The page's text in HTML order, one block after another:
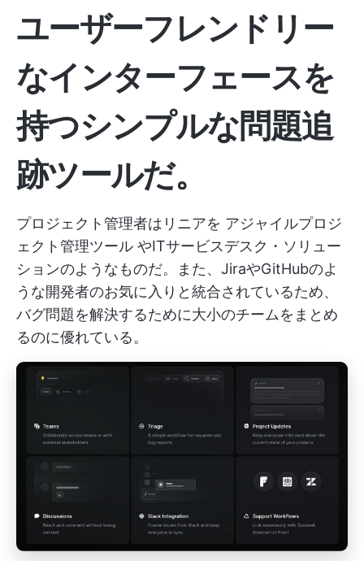
ユーザーフレンドリー
なインターフェースを
持つシンプルな問題追
跡ツールだ。
プロジェクト管理者はリニアを アジャイルプロジ
ェクト管理ツール やITサービスデスク・ソリュー
ションのようなものだ。また、JiraやGitHubのよ
うな開発者のお気に入りと統合されているため、
バグ問題を解決するために大小のチームをまとめ
るのに優れている。